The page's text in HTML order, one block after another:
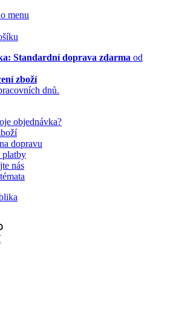
menu
Standardní doprava zdarma od
zboží
dnů.
objednávka?
dopravu
platby
nás